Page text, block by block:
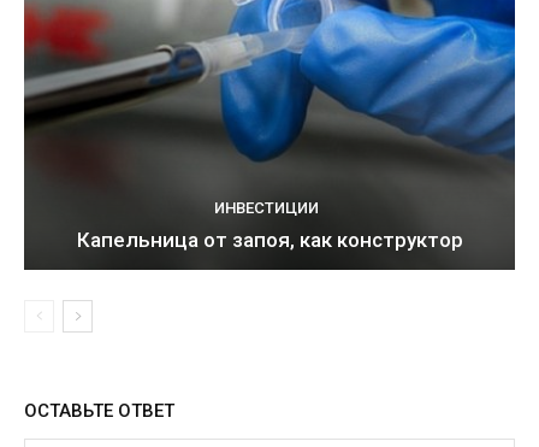
ИНВЕСТИЦИИ
Капельница от запоя, как конструктор
ОСТАВЬТЕ ОТВЕТ